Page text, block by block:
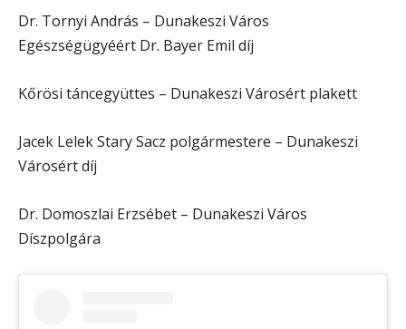
Dr. Tornyi András – Dunakeszi Város
Egészségügyéért Dr. Bayer Emil díj
Kőrösi táncegyüttes – Dunakeszi Városért plakett
Jacek Lelek Stary Sacz polgármestere – Dunakeszi
Városért díj
Dr. Domoszlai Erzsébet – Dunakeszi Város
Díszpolgára